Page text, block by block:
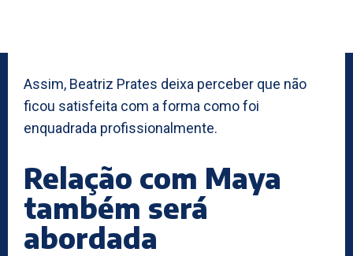
Assim, Beatriz Prates deixa perceber que não
ficou satisfeita com a forma como foi
enquadrada profissionalmente.
Relação com Maya
também será
abordada